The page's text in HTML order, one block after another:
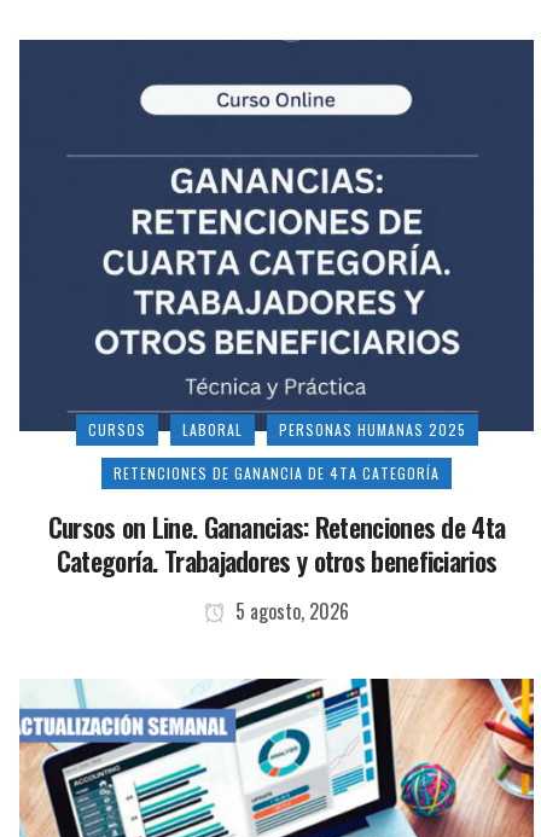
CURSOS LABORAL PERSONAS HUMANAS 2025
RETENCIONES DE GANANCIA DE 4TA CATEGORÍA
Cursos on Line. Ganancias: Retenciones de 4ta
Categoría. Trabajadores y otros beneficiarios
5 agosto, 2026